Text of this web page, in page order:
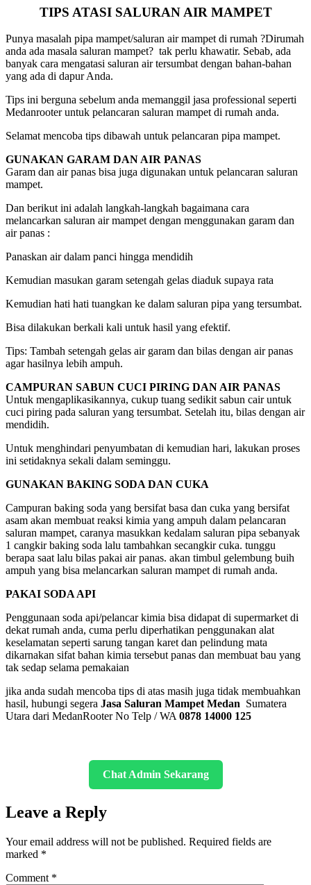
TIPS ATASI SALURAN AIR MAMPET
Punya masalah pipa mampet/saluran air mampet di rumah ?Dirumah
anda ada masala saluran mampet? tak perlu khawatir. Sebab, ada
banyak cara mengatasi saluran air tersumbat dengan bahan-bahan
yang ada di dapur Anda.
Tips ini berguna sebelum anda memanggil jasa professional seperti
Medanrooter untuk pelancaran saluran mampet di rumah anda.
Selamat mencoba tips dibawah untuk pelancaran pipa mampet.
GUNAKAN GARAM DAN AIR PANAS
Garam dan air panas bisa juga digunakan untuk pelancaran saluran
mampet.
Dan berikut ini adalah langkah-langkah bagaimana cara
melancarkan saluran air mampet dengan menggunakan garam dan
air panas :
Panaskan air dalam panci hingga mendidih
Kemudian masukan garam setengah gelas diaduk supaya rata
Kemudian hati hati tuangkan ke dalam saluran pipa yang tersumbat.
Bisa dilakukan berkali kali untuk hasil yang efektif.
Tips: Tambah setengah gelas air garam dan bilas dengan air panas
agar hasilnya lebih ampuh.
CAMPURAN SABUN CUCI PIRING DAN AIR PANAS
Untuk mengaplikasikannya, cukup tuang sedikit sabun cair untuk
cuci piring pada saluran yang tersumbat. Setelah itu, bilas dengan air
mendidih.
Untuk menghindari penyumbatan di kemudian hari, lakukan proses
ini setidaknya sekali dalam seminggu.
GUNAKAN BAKING SODA DAN CUKA
Campuran baking soda yang bersifat basa dan cuka yang bersifat
asam akan membuat reaksi kimia yang ampuh dalam pelancaran
saluran mampet, caranya masukkan kedalam saluran pipa sebanyak
1 cangkir baking soda lalu tambahkan secangkir cuka. tunggu
berapa saat lalu bilas pakai air panas. akan timbul gelembung buih
ampuh yang bisa melancarkan saluran mampet di rumah anda.
PAKAI SODA API
Penggunaan soda api/pelancar kimia bisa didapat di supermarket di
dekat rumah anda, cuma perlu diperhatikan penggunakan alat
keselamatan seperti sarung tangan karet dan pelindung mata
dikarnakan sifat bahan kimia tersebut panas dan membuat bau yang
tak sedap selama pemakaian
jika anda sudah mencoba tips di atas masih juga tidak membuahkan
hasil, hubungi segera Jasa Saluran Mampet Medan Sumatera
Utara dari MedanRooter No Telp / WA 0878 14000 125
Chat Admin Sekarang
Leave a Reply
Your email address will not be published. Required fields are
marked *
Comment *